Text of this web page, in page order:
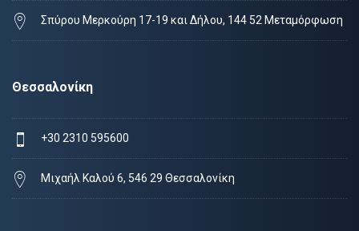
Σπύρου Μερκούρη 17-19 και Δήλου, 144 52 Μεταμόρφωση
Θεσσαλονίκη
+30 2310 595600
Μιχαήλ Καλού 6, 546 29 Θεσσαλονίκη